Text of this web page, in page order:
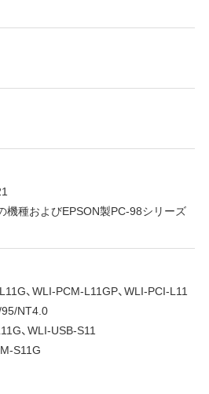
種およびEPSON製PC-98シリーズ
、WLI-PCM-L11GP、WLI-PCI-L11
NT4.0
、WLI-USB-S11
S11G